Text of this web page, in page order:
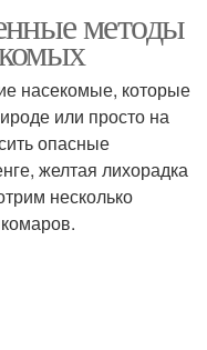
методы
насекомые, которые
или просто на
опасные
желтая лихорадка
несколько